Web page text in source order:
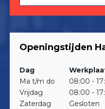
Openingstijden
Dag
Ma t/m do
08:00 -
Vrijdag
08:00 -
Zaterdag
Gesloten